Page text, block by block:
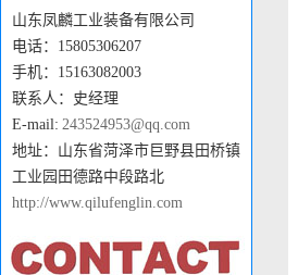
山东凤麟工业装备有限公司
电话：15805306207
手机：15163082003
联系人：史经理
E-mail: 243524953@qq.com
地址：山东省菏泽市巨野县田桥镇
工业园田德路中段路北
http://www.qilufenglin.com